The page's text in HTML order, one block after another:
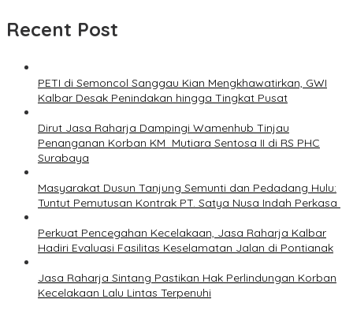
Recent Post
PETI di Semoncol Sanggau Kian Mengkhawatirkan, GWI
Kalbar Desak Penindakan hingga Tingkat Pusat
Dirut Jasa Raharja Dampingi Wamenhub Tinjau
Penanganan Korban KM Mutiara Sentosa II di RS PHC
Surabaya
Masyarakat Dusun Tanjung Semunti dan Pedadang Hulu:
Tuntut Pemutusan Kontrak PT. Satya Nusa Indah Perkasa ‎
Perkuat Pencegahan Kecelakaan, Jasa Raharja Kalbar
Hadiri Evaluasi Fasilitas Keselamatan Jalan di Pontianak
Jasa Raharja Sintang Pastikan Hak Perlindungan Korban
Kecelakaan Lalu Lintas Terpenuhi